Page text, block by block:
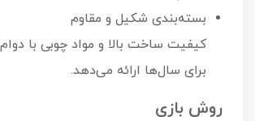
بسته‌بندی شکیل و مقاوم
کیفیت ساخت بالا و مواد چوبی با
برای سال‌ها ارائه می‌دهد.
روش بازی